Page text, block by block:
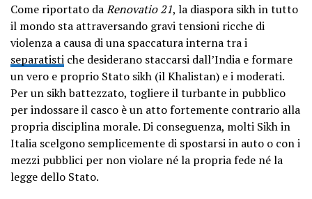
Come riportato daRenovatio 21, la diaspora sikh in tutto
il mondo sta attraversando gravi tensioni ricche di
violenza a causa di una spaccatura interna tra i
separatisti che desiderano staccarsi dall’India e formare
un vero e proprio Stato sikh (il Khalistan) e i moderati.
Per un sikh battezzato, togliere il turbante in pubblico
per indossare il casco è un atto fortemente contrario alla
propria disciplina morale. Di conseguenza, molti Sikh in
Italia scelgono semplicemente di spostarsi in auto o con i
mezzi pubblici per non violare né la propria fede né la
legge dello Stato.